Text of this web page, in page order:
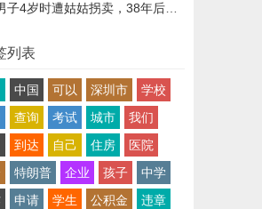
4岁时遭姑姑拐卖，38年后终回家认亲！聋哑父母苦寻多年，母亲已抱憾离世丨红星寻人
列表
中国 可以 深圳市
学校
查询 考试 城市
我们
到达 自己 住房
医院
特朗普 企业 孩子
中学
申请 学生 公积金
违章